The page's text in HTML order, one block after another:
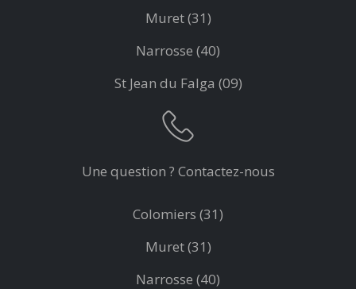
Muret (31)
Narrosse (40)
St Jean du Falga (09)
Une question ? Contactez-nous
Colomiers (31)
Muret (31)
Narrosse (40)